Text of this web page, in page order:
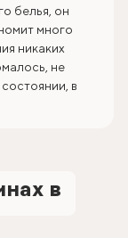
белья, он
много
никаких
не
в
в